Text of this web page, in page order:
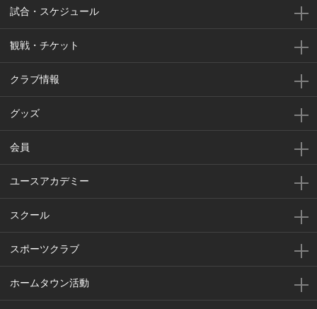
試合・スケジュール
観戦・チケット
クラブ情報
グッズ
会員
ユースアカデミー
スクール
スポーツクラブ
ホームタウン活動